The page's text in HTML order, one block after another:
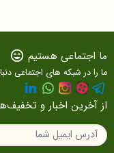
ما اجتماعی هستیم sentiment_very_satisfied
ما را در شبکه های اجتماعی
از آخرین اخبار و